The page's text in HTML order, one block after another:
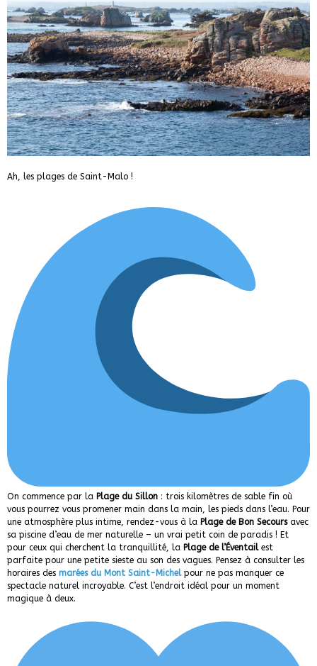
Ah, les plages de Saint-Malo !
On commence par la Plage du Sillon : trois kilomètres de sable fin où
vous pourrez vous promener main dans la main, les pieds dans l’eau. Pour
une atmosphère plus intime, rendez-vous à la Plage de Bon Secoursavec
sa piscine d’eau de mer naturelle – un vrai petit coin de paradis ! Et
pour ceux qui cherchent la tranquillité, la Plage de l’Éventailest
parfaite pour une petite sieste au son des vagues. Pensez à consulter les
horaires des marées du Mont Saint-Michelpour ne pas manquer ce
spectacle naturel incroyable. C’est l’endroit idéal pour un moment
magique à deux.